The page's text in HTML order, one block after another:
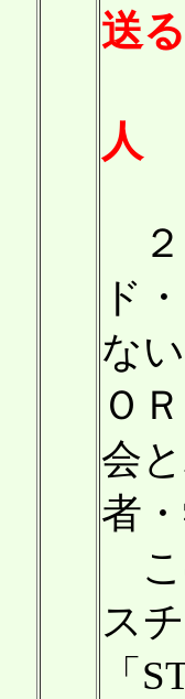
送
ワ
人
２
ド
な
Ｏ
会
者
こ
ス
「